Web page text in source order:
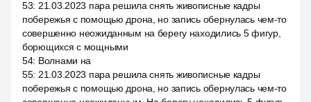
53: 21.03.2023 пара решила снять живописные кадры
побережья с помощью дрона, но запись обернулась чем-то
совершенно неожиданным на берегу находились 5 фигур,
борющихся с мощными
54: Волнами на
55: 21.03.2023 пара решила снять живописные кадры
побережья с помощью дрона, но запись обернулась чем-то